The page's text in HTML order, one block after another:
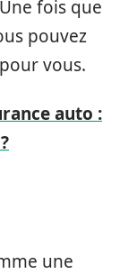
fois que
pouvez
vous.
auto :
une